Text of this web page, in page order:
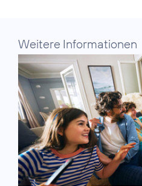
Weitere Informationen